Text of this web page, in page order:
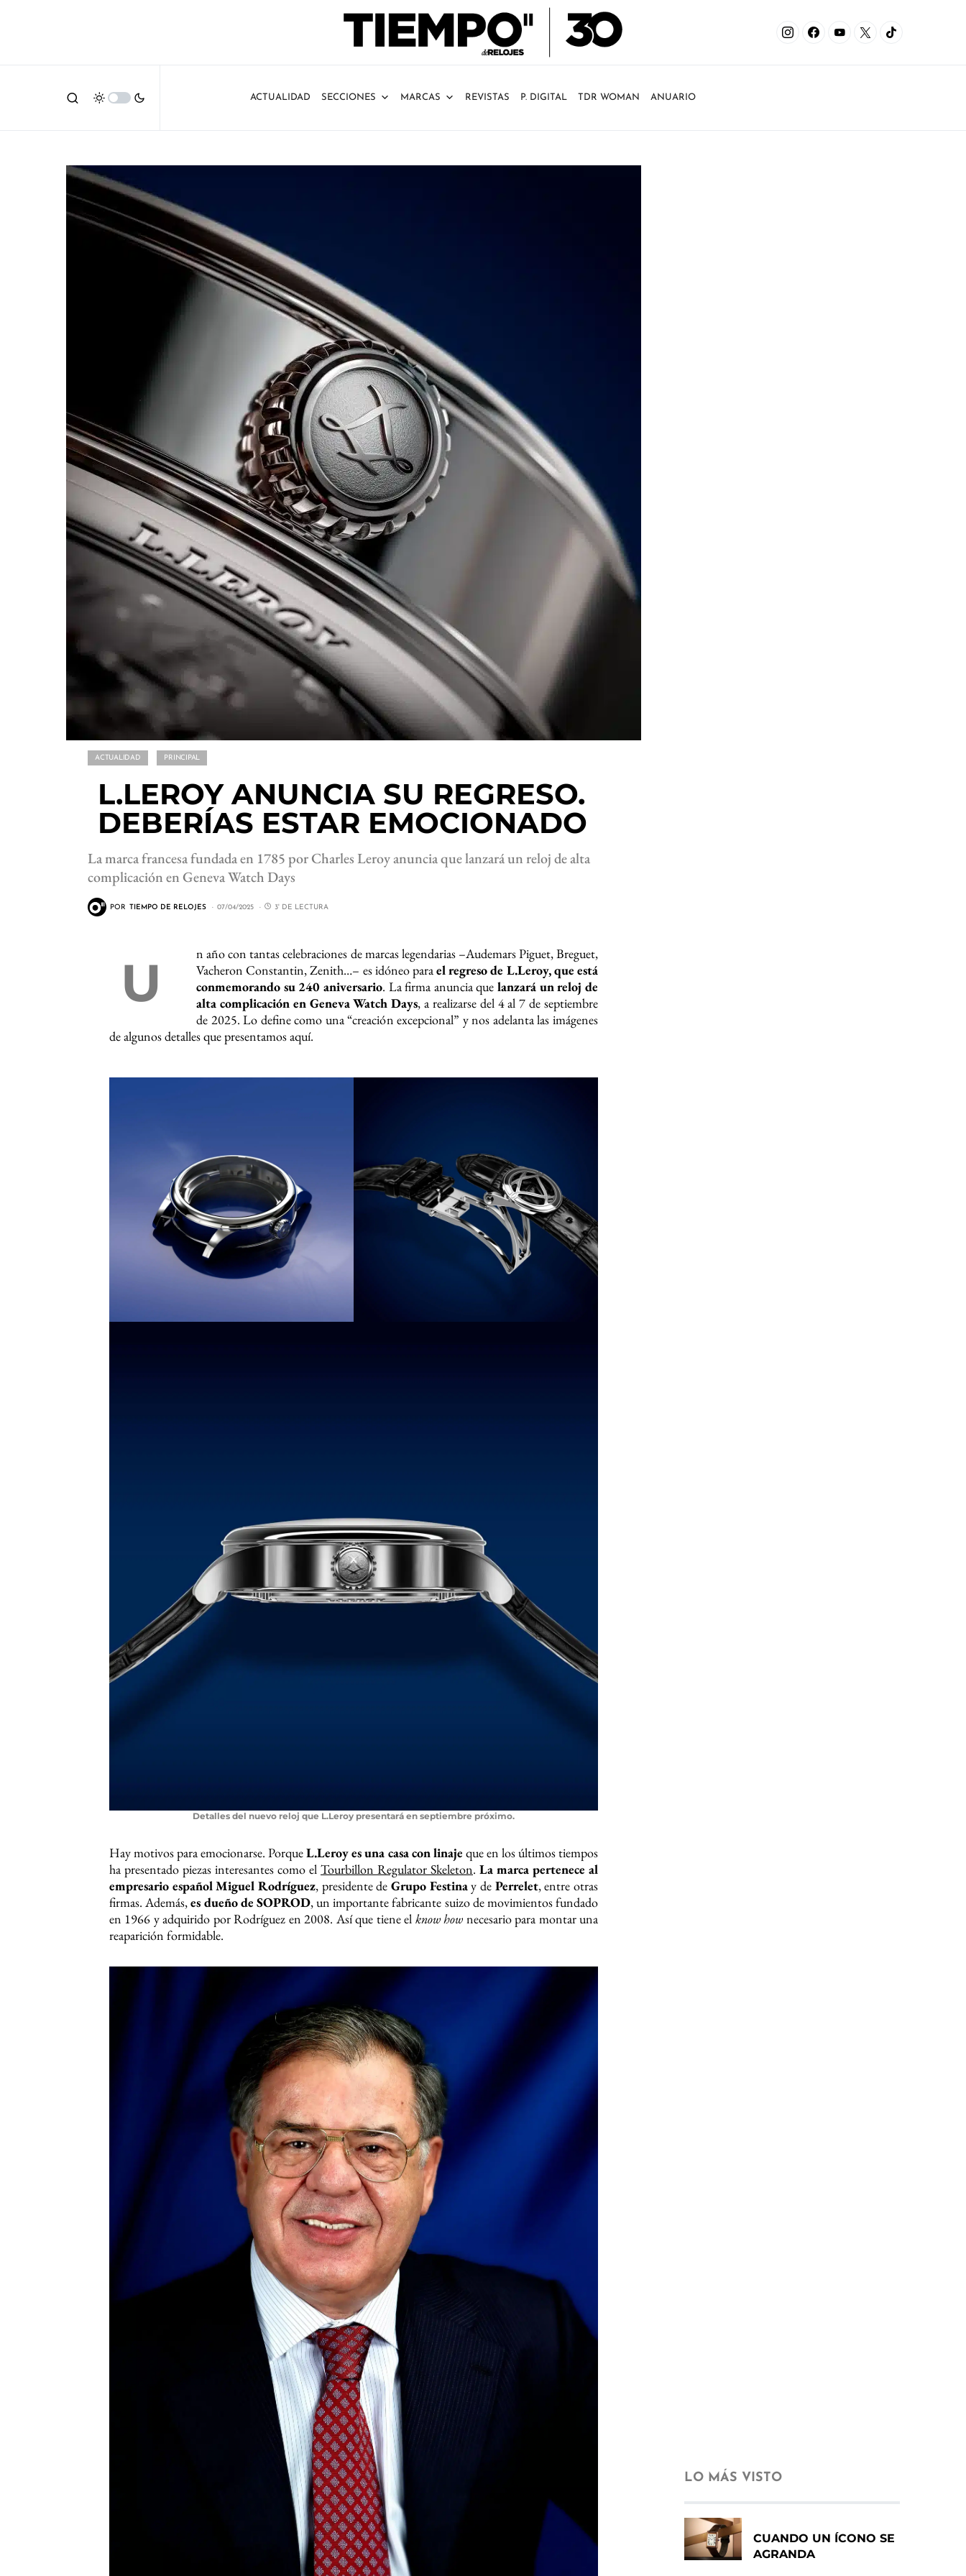
ACTUALIDAD SECCIONES MARCAS REVISTAS P. DIGITAL TDR WOMAN ANUARIO
ACTUALIDAD PRINCIPAL
L.LEROY ANUNCIA SU REGRESO.
DEBERÍAS ESTAR EMOCIONADO
La marca francesa fundada en 1785 por Charles Leroy anuncia que lanzará un reloj de alta
complicación en Geneva Watch Days
POR TIEMPO DE RELOJES 07/04/2025 3' DE LECTURA
U
n año con tantas celebraciones de marcas legendarias –Audemars Piguet, Breguet,
Vacheron Constantin, Zenith…– es idóneo parael regreso de L.Leroy, que está
conmemorando su 240 aniversario. La firma anuncia quelanzará un reloj de
alta complicación en Geneva Watch Days, a realizarse del 4 al 7 de septiembre
de 2025. Lo define como una “creación excepcional” y nos adelanta las imágenes
de algunos detalles que presentamos aquí.
Detalles del nuevo reloj que L.Leroy presentará en septiembre próximo.
Hay motivos para emocionarse. PorqueL.Leroy es una casa con linaje que en los últimos tiempos
ha presentado piezas interesantes como el Tourbillon Regulator Skeleton. La marca pertenece al
empresario español Miguel Rodríguez, presidente de Grupo Festinay de Perrelet, entre otras
firmas. Además,es dueño de SOPROD, un importante fabricante suizo de movimientos fundado
en 1966 y adquirido por Rodríguez en 2008. Así que tiene el know how necesario para montar una
reaparición formidable.
LO MÁS VISTO
CUANDO UN ÍCONO SE
AGRANDA